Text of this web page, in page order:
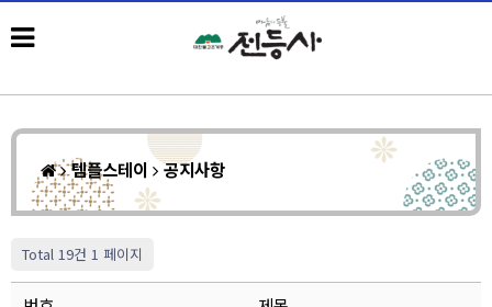
템플스테이 공지사항
Total 19건 1 페이지